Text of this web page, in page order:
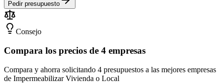
Pedir presupuesto
Consejo
Compara los precios de 4 empresas
Compara y ahorra solicitando 4 presupuestos a las mejores empresas
de Impermeabilizar Vivienda o Local